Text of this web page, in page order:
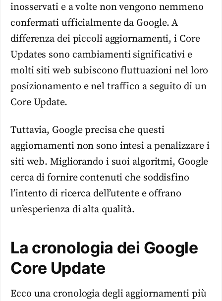
inosservati e a volte non vengono nemmeno
confermati ufficialmente da Google. A
differenza dei piccoli aggiornamenti, i Core
Updates sono cambiamenti significativi e
molti siti web subiscono fluttuazioni nel loro
posizionamento e nel traffico a seguito di un
Core Update.
Tuttavia, Google precisa che questi
aggiornamenti non sono intesi a penalizzare i
siti web. Migliorando i suoi algoritmi, Google
cerca di fornire contenuti che soddisfino
l’intento di ricerca dell’utente e offrano
un’esperienza di alta qualità.
La cronologia dei Google
Core Update
Ecco una cronologia degli aggiornamenti più